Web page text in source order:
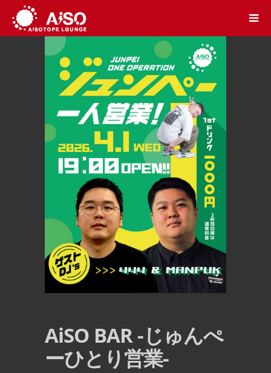
AiSO BAR -じゅんぺ
ーひとり営業-